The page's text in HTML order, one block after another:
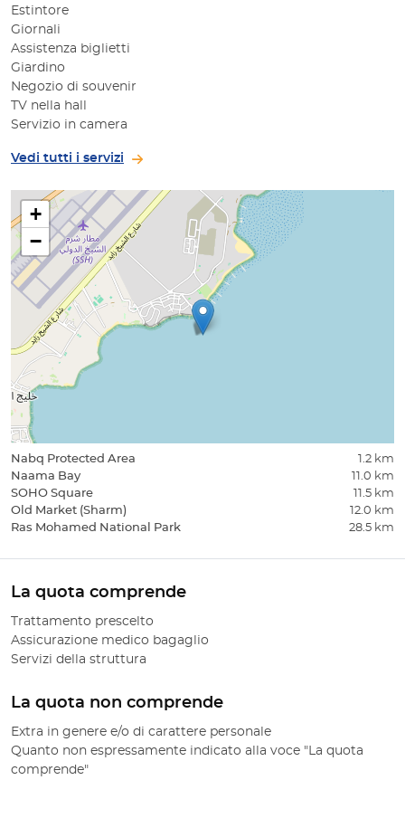
Estintore
Giornali
Assistenza biglietti
Giardino
Negozio di souvenir
TV nella hall
Servizio in camera
Vedi tutti i servizi
+
−
Nabq Protected Area
1.2 km
Naama Bay
11.0 km
SOHO Square
11.5 km
Old Market (Sharm)
12.0 km
Ras Mohamed National Park
28.5 km
La quota comprende
Trattamento prescelto
Assicurazione medico bagaglio
Servizi della struttura
La quota non comprende
Extra in genere e/o di carattere personale
Quanto non espressamente indicato alla voce "La quota
comprende"